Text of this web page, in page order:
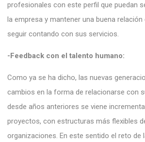
profesionales con este perfil que puedan
la empresa y mantener una buena
seguir contando con sus servicios.
-Feedback con el talento humano:
Como ya se ha dicho, las nuevas
cambios en la forma de relacionarse con
desde años anteriores se viene
proyectos, con estructuras más flexibles
organizaciones. En este sentido el reto de